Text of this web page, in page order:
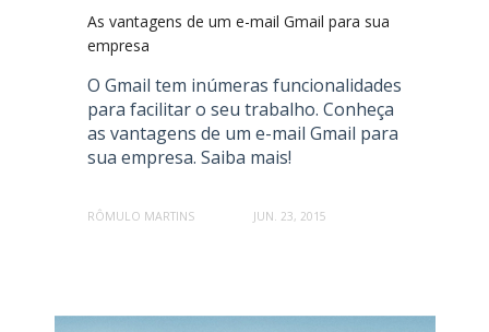
As vantagens de um e-mail Gmail para sua
empresa
O Gmail tem inúmeras funcionalidades
para facilitar o seu trabalho. Conheça
as vantagens de um e-mail Gmail para
sua empresa. Saiba mais!
RÔMULO MARTINS JUN. 23, 2015